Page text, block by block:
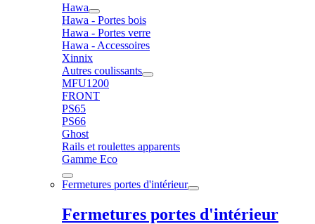
Hawa
Hawa - Portes bois
Hawa - Portes verre
Hawa - Accessoires
Xinnix
Autres coulissants
MFU1200
FRONT
PS65
PS66
Ghost
Rails et roulettes apparents
Gamme Eco
Fermetures portes d'intérieur
Fermetures portes d'intérieur